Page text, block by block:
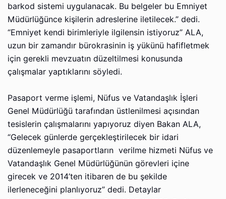
barkod sistemi uygulanacak. Bu belgeler bu Emniyet
Müdürlüğünce kişilerin adreslerine iletilecek.” dedi.
“Emniyet kendi birimleriyle ilgilensin istiyoruz” ALA,
uzun bir zamandır bürokrasinin iş yükünü hafifletmek
için gerekli mevzuatın düzeltilmesi konusunda
çalışmalar yaptıklarını söyledi.
Pasaport verme işlemi, Nüfus ve Vatandaşlık İşleri
Genel Müdürlüğü tarafından üstlenilmesi açısından
tesislerin çalışmalarını yapıyoruz diyen Bakan ALA,
“Gelecek günlerde gerçekleştirilecek bir idari
düzenlemeyle pasaportların verilme hizmeti Nüfus ve
Vatandaşlık Genel Müdürlüğünün görevleri içine
girecek ve 2014’ten itibaren de bu şekilde
ilerleneceğini planlıyoruz” dedi. Detaylar